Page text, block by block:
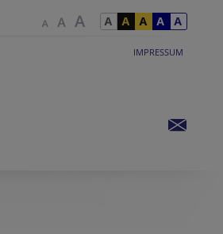
IMPRESSUM